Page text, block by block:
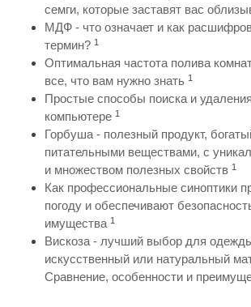
семги, которые заставят вас
МДФ - что означает и как
термин? 1
Оптимальная частота полива
все, что вам нужно знать 1
Простые способы поиска и
компьютере 1
Горбуша - полезный продукт,
питательными веществами, с
и множеством полезных свойств 1
Как профессиональные синоптики
погоду и обеспечивают
имущества 1
Вискоза - лучший выбор для
искусственный или натуральный
Сравнение, особенности и